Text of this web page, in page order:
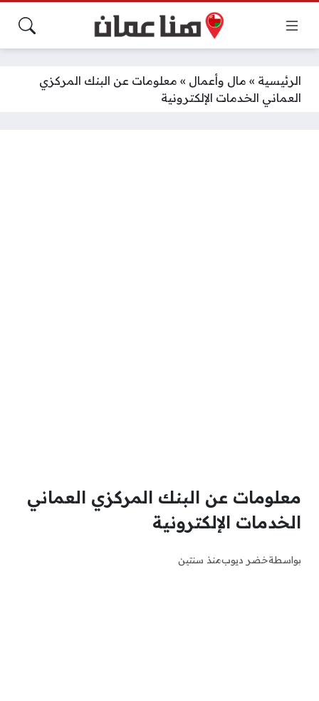
الرئيسية » مال وأعمال » معلومات عن البنك المركزي
العماني الخدمات الإلكترونية
معلومات عن البنك المركزي العماني
الخدمات الإلكترونية
بواسطةخضر ديوبمنذ سنتين